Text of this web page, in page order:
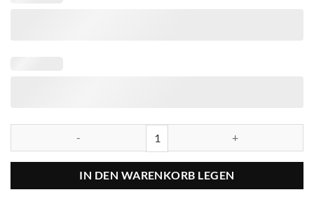
IN DEN WARENKORB LEGEN